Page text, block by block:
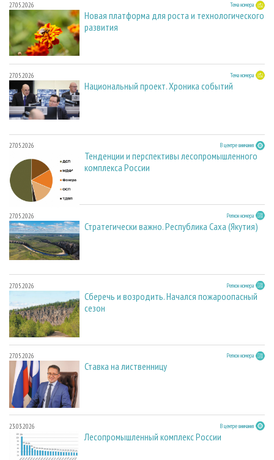
27.05.2026 Тема номера
Новая платформа для роста и технологического
развития
27.05.2026 Тема номера
Национальный проект. Хроника событий
27.05.2026 В центре внимания
Тенденции и перспективы лесопромышленного
комплекса России
27.05.2026 Регион номера
Стратегически важно. Республика Саха (Якутия)
27.05.2026 Регион номера
Сберечь и возродить. Начался пожароопасный
сезон
27.05.2026 Регион номера
Ставка на лиственницу
23.03.2026 В центре внимания
Лесопромышленный комплекс России